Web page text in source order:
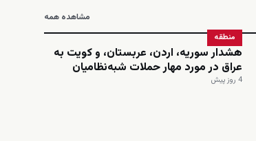
مشاهده همه
منطقه
هشدار سوریه، اردن، عربستان، و کویت به
عراق در مورد مهار حملات شبه‌نظامیان
4 روز پیش